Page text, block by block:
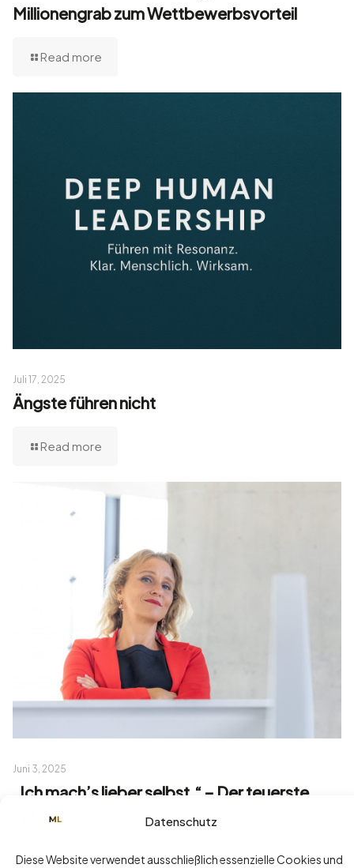
Datenschutz
Diese Website verwendet ausschließlich essenzielle Cookies und
Millionengrab zum Wettbewerbsvorteil
Read more
Juli 17, 2025
Ängste führen nicht
Read more
Juni 3, 2025
„Ich mach’s lieber selbst.“ – Der teuerste
Satz einer Führungskraft
Read more